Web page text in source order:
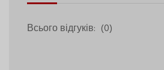
Всього відгуків: (0)